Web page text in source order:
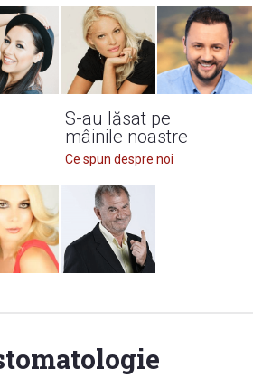
S-au lăsat pe
mâinile noastre
Ce spun despre noi